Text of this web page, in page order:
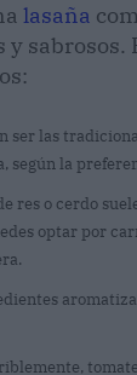
lasaña
sabrosos.
ser las
según la
res o cerdo
optar por